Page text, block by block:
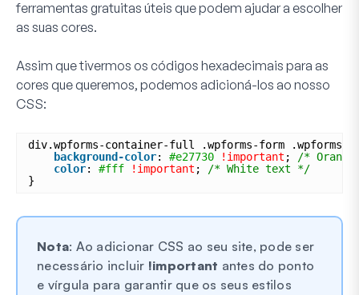
ferramentas gratuitas úteis que podem ajudar a escolher
as suas cores.
Assim que tivermos os códigos hexadecimais para as
cores que queremos, podemos adicioná-los ao nosso
CSS:
div.wpforms-container-full .wpforms-form .wpforms-
background-color: #e27730 !important ; /*
color: #fff !important ; /* White text */
}
Nota: Ao adicionar CSS ao seu site, pode ser
necessário incluir !important antes do ponto
e vírgula para garantir que os seus estilos